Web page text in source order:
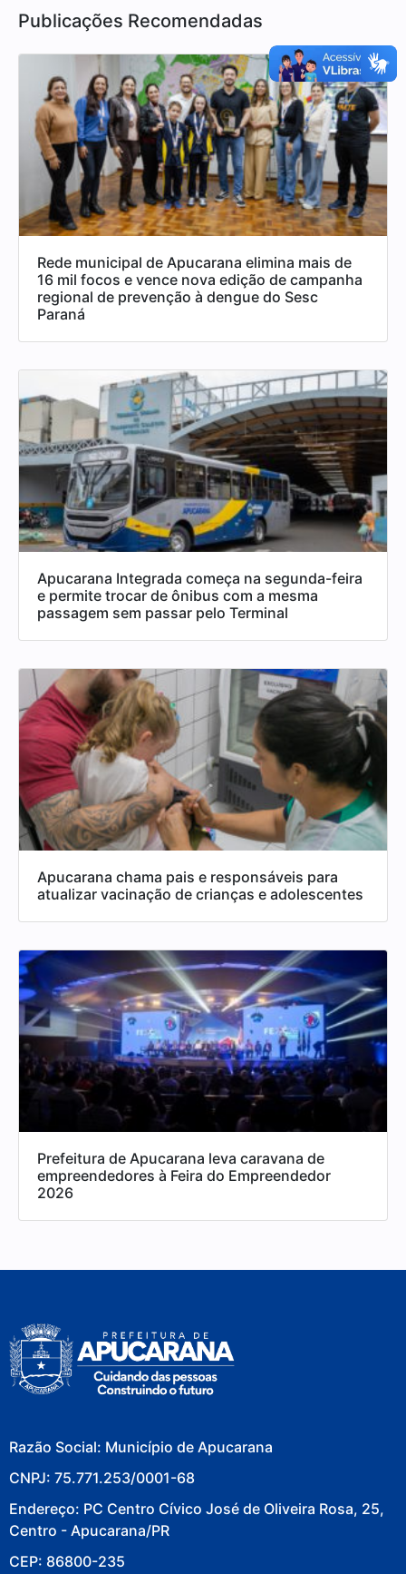
Publicações Recomendadas
Rede municipal de Apucarana elimina mais de
16 mil focos e vence nova edição de campanha
regional de prevenção à dengue do Sesc
Paraná
Apucarana Integrada começa na segunda-feira
e permite trocar de ônibus com a mesma
passagem sem passar pelo Terminal
Apucarana chama pais e responsáveis para
atualizar vacinação de crianças e adolescentes
Prefeitura de Apucarana leva caravana de
empreendedores à Feira do Empreendedor
2026
Razão Social: Município de Apucarana
CNPJ: 75.771.253/0001-68
Endereço: PC Centro Cívico José de Oliveira Rosa, 25,
Centro - Apucarana/PR
CEP: 86800-235